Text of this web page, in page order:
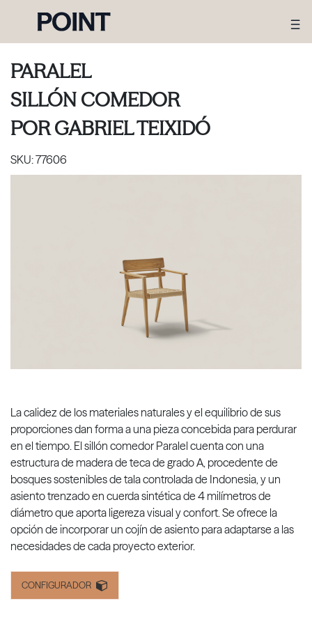
PARALEL
SILLÓN COMEDOR
PORGABRIEL TEIXIDÓ
SKU:77606
La calidez de los materiales naturales y el equilibrio de sus
proporciones dan forma a una pieza concebida para perdurar
en el tiempo. El sillón comedor Paralel cuenta con una
estructura de madera de teca de grado A, procedente de
bosques sostenibles de tala controlada de Indonesia, y un
asiento trenzado en cuerda sintética de 4 milímetros de
diámetro que aporta ligereza visual y confort. Se ofrece la
opción de incorporar un cojín de asiento para adaptarse a las
necesidades de cada proyecto exterior.
CONFIGURADOR